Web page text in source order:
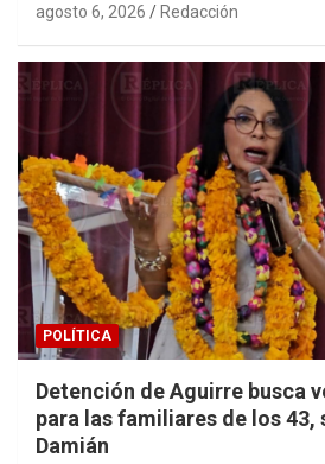
agosto 6, 2026 Redacción
POLÍTICA
Detención de Aguirre busca
para las familiares de los 43,
Damián